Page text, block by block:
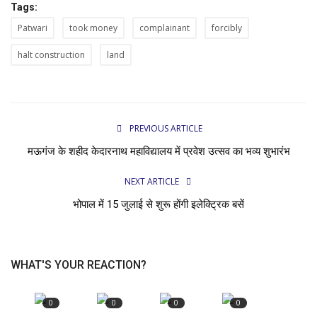
Tags:
Patwari took money complainant forcibly
halt construction land
PREVIOUS ARTICLE
मऊगंज के शहीद केदारनाथ महाविद्यालय में प्रवेश उत्सव का भव्य शुभारंभ
NEXT ARTICLE
भोपाल में 15 जुलाई से शुरू होंगी इलेक्ट्रिक बसें
WHAT'S YOUR REACTION?
0 0 0 0